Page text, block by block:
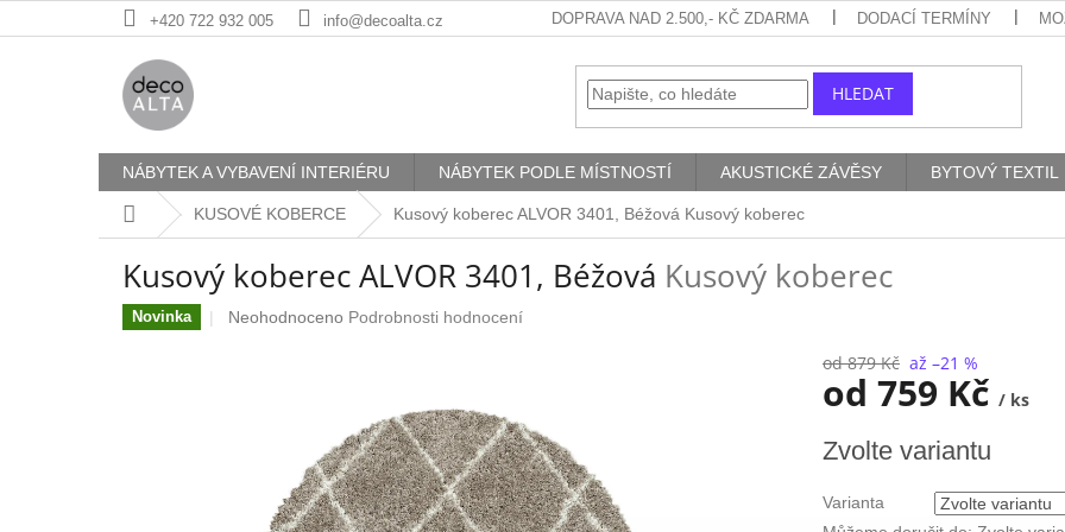
na
+420 722 932 005 info@decoalta.cz DOPRAVA NAD 2.500,- KČ ZDARMA DODACÍ TERMÍNY
HLEDAT
NÁBYTEK A VYBAVENÍ INTERIÉRU NÁBYTEK PODLE MÍSTNOSTÍ AKUSTICKÉ ZÁVĚSY BYTOVÝ TEXTIL
Domů KUSOVÉ KOBERCE Kusový koberec ALVOR 3401, Béžová Kusový koberec
Kusový koberec ALVOR 3401, Béžová Kusový koberec
Novinka
Průměrné
hvězdiček.
Neohodnoceno Podrobnosti hodnocení
od 879 Kč až –21 %
od 759 Kč / ks
cena:
Zvolte variantu
Varianta